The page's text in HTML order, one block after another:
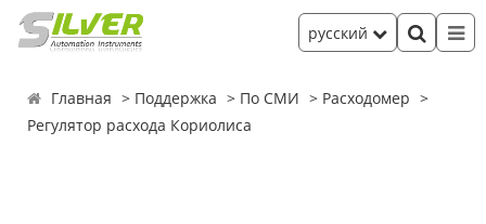
русский
Главная Поддержка По СМИ
Расходомер
Регулятор расхода Кориолиса